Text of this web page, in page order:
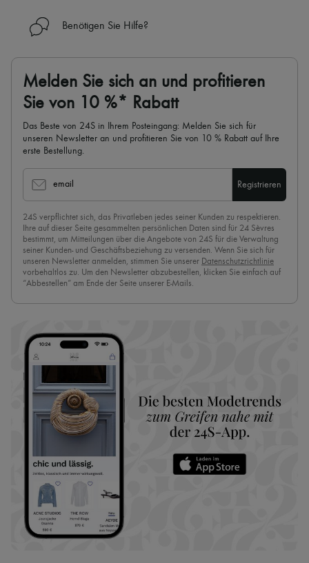
Benötigen Sie Hilfe?
Melden Sie sich an und profitieren
Sie von 10 %* Rabatt
Das Beste von 24S in Ihrem Posteingang: Melden Sie sich für
unseren Newsletter an und profitieren Sie von 10 % Rabatt auf Ihre
erste Bestellung.
email Registrieren
24S verpflichtet sich, das Privatleben jedes seiner Kunden zu respektieren.
Ihre auf dieser Seite gesammelten persönlichen Daten sind für 24 Sèvres
bestimmt, um Mitteilungen über die Angebote von 24S für die Verwaltung
seiner Kunden- und Geschäftsbeziehung zu versenden. Wenn Sie sich für
unseren Newsletter anmelden, stimmen Sie unserer Datenschutzrichtlinie
vorbehaltlos zu. Um den Newsletter abzubestellen, klicken Sie einfach auf
“Abbestellen” am Ende der Seite unserer E-Mails.